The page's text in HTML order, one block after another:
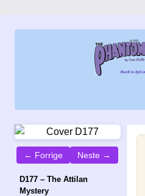
← Forrige Neste →
D177 – The Attilan
Mystery